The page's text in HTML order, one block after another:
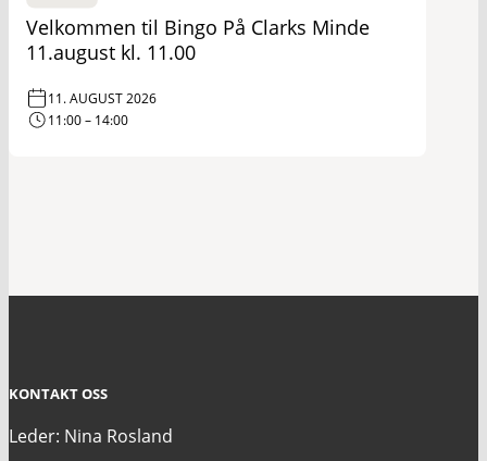
Velkommen til Bingo På Clarks Minde
11.august kl. 11.00
11. AUGUST 2026
11:00 – 14:00
KONTAKT OSS
Leder: Nina Rosland